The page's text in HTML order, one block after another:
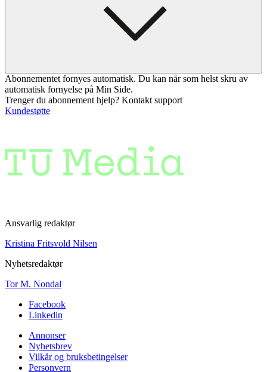
Abonnementet fornyes automatisk. Du kan når som helst skru av
automatisk fornyelse på Min Side.
Trenger du abonnement hjelp? Kontakt support
Kundestøtte
Ansvarlig redaktør
Kristina Fritsvold Nilsen
Nyhetsredaktør
Tor M. Nondal
Facebook
Linkedin
Annonser
Nyhetsbrev
Vilkår og bruksbetingelser
Personvern